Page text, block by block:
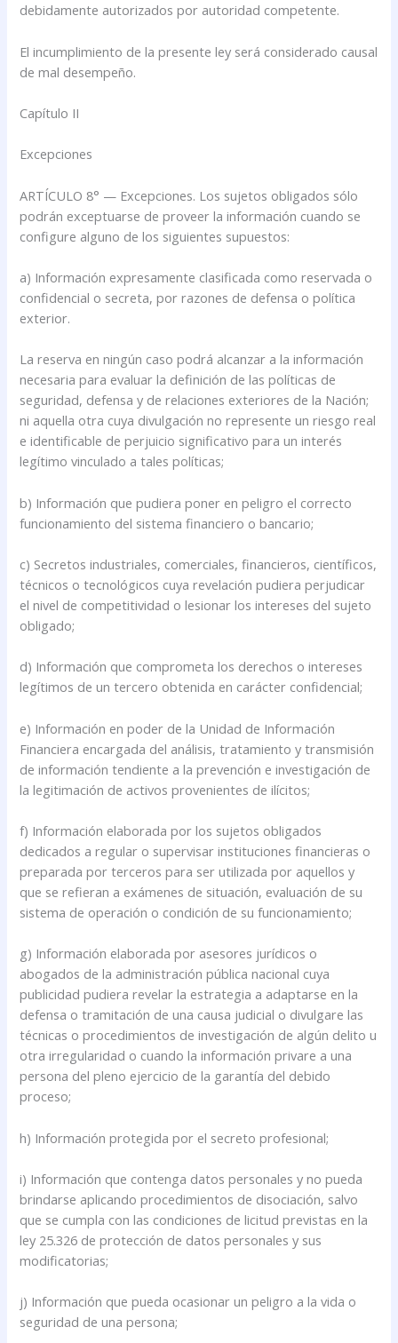
debidamente autorizados por autoridad competente.
El incumplimiento de la presente ley será considerado causal
de mal desempeño.
Capítulo II
Excepciones
ARTÍCULO 8° — Excepciones. Los sujetos obligados sólo
podrán exceptuarse de proveer la información cuando se
configure alguno de los siguientes supuestos:
a) Información expresamente clasificada como reservada o
confidencial o secreta, por razones de defensa o política
exterior.
La reserva en ningún caso podrá alcanzar a la información
necesaria para evaluar la definición de las políticas de
seguridad, defensa y de relaciones exteriores de la Nación;
ni aquella otra cuya divulgación no represente un riesgo real
e identificable de perjuicio significativo para un interés
legítimo vinculado a tales políticas;
b) Información que pudiera poner en peligro el correcto
funcionamiento del sistema financiero o bancario;
c) Secretos industriales, comerciales, financieros, científicos,
técnicos o tecnológicos cuya revelación pudiera perjudicar
el nivel de competitividad o lesionar los intereses del sujeto
obligado;
d) Información que comprometa los derechos o intereses
legítimos de un tercero obtenida en carácter confidencial;
e) Información en poder de la Unidad de Información
Financiera encargada del análisis, tratamiento y transmisión
de información tendiente a la prevención e investigación de
la legitimación de activos provenientes de ilícitos;
f) Información elaborada por los sujetos obligados
dedicados a regular o supervisar instituciones financieras o
preparada por terceros para ser utilizada por aquellos y
que se refieran a exámenes de situación, evaluación de su
sistema de operación o condición de su funcionamiento;
g) Información elaborada por asesores jurídicos o
abogados de la administración pública nacional cuya
publicidad pudiera revelar la estrategia a adaptarse en la
defensa o tramitación de una causa judicial o divulgare las
técnicas o procedimientos de investigación de algún delito u
otra irregularidad o cuando la información privare a una
persona del pleno ejercicio de la garantía del debido
proceso;
h) Información protegida por el secreto profesional;
i) Información que contenga datos personales y no pueda
brindarse aplicando procedimientos de disociación, salvo
que se cumpla con las condiciones de licitud previstas en la
ley 25.326 de protección de datos personales y sus
modificatorias;
j) Información que pueda ocasionar un peligro a la vida o
seguridad de una persona;